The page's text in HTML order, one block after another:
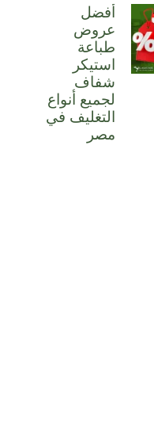
أفضل
عروض
طباعة
استيكر
شفاف
لجميع أنواع
التغليف في
مصر